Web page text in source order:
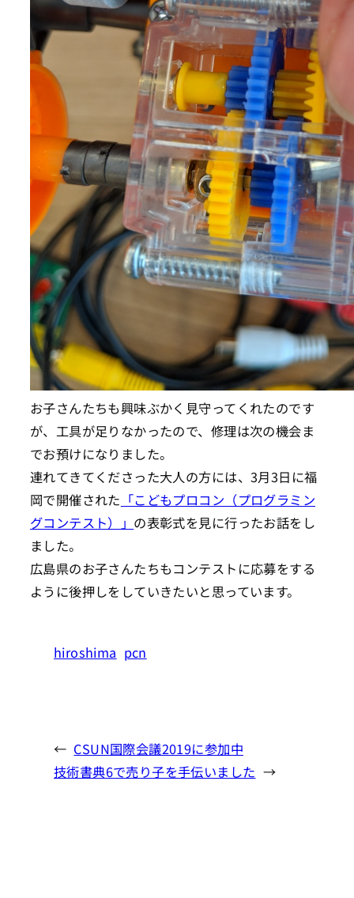
お子さんたちも興味ぶかく見守ってくれたのです
が、工具が足りなかったので、修理は次の機会ま
でお預けになりました。
連れてきてくださった大人の方には、3月3日に福
岡で開催された 「こどもプロコン（プログラミン
グコンテスト）」 の表彰式を見に行ったお話をし
ました。
広島県のお子さんたちもコンテストに応募をする
ように後押しをしていきたいと思っています。
hiroshima pcn
← CSUN国際会議2019に参加中
技術書典6で売り子を手伝いました →